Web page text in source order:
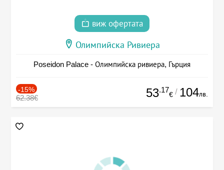
виж офертата
Олимпийска Ривиера
Poseidon Palace - Олимпийска ривиера, Гърция
-15%
62.38€ 53.17
€ / 104лв.